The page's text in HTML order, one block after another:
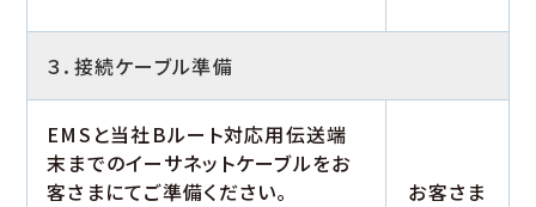
３．接続ケーブル準備
EMSと当社Bルート対応用伝送端
末までのイーサネットケーブルをお
客さまにてご準備ください。
お客さま